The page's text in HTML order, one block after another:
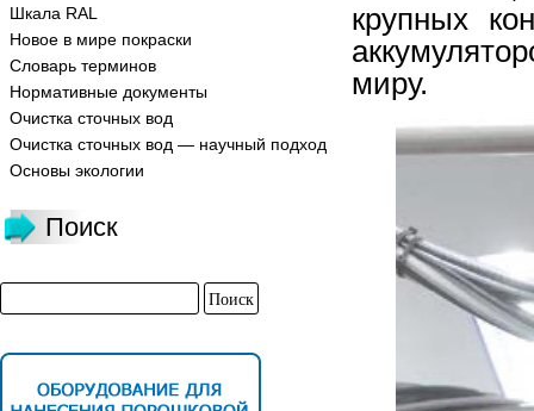
Шкала RAL
Новое в мире покраски
Словарь терминов
Нормативные документы
Очистка сточных вод
Очистка сточных вод — научный подход
Основы экологии
Поиск
крупных
миру.